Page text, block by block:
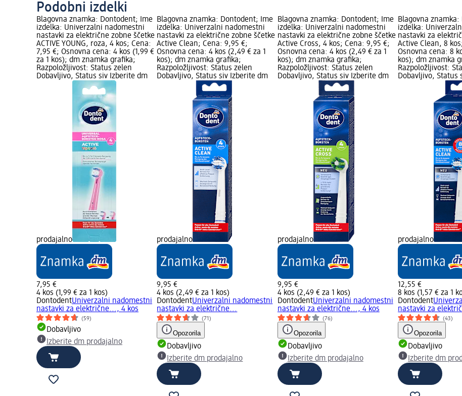
Podobni izdelki
Blagovna znamka: Dontodent; Ime
izdelka: Univerzalni nadomestni
nastavki za električne zobne ščetke
ACTIVE YOUNG, roza, 4 kos; Cena:
7,95 €; Osnovna cena: 4 kos (1,99 €
za 1 kos); dm znamka grafika;
Razpoložljivost: Status zelen
Dobavljivo, Status siv Izberite dm
prodajalno
7,95 €
4 kos (1,99 € za 1 kos)
DontodentUniverzalni nadomestni
nastavki za električne..., 4 kos
(59)
Dobavljivo
Izberite dm prodajalno
Blagovna znamka: Dontodent; Ime
izdelka: Univerzalni nadomestni
nastavki za električne zobne ščetke
Active Clean; Cena: 9,95 €;
Osnovna cena: 4 kos (2,49 € za 1
kos); dm znamka grafika;
Razpoložljivost: Status zelen
Dobavljivo, Status siv Izberite dm
prodajalno
9,95 €
4 kos (2,49 € za 1 kos)
DontodentUniverzalni nadomestni
nastavki za električne...
(71)
Opozorila
Dobavljivo
Izberite dm prodajalno
Blagovna znamka: Dontodent; Ime
izdelka: Univerzalni nadomestni
nastavki za električne zobne ščetke
Active Cross, 4 kos; Cena: 9,95 €;
Osnovna cena: 4 kos (2,49 € za 1
kos); dm znamka grafika;
Razpoložljivost: Status zelen
Dobavljivo, Status siv Izberite dm
prodajalno
9,95 €
4 kos (2,49 € za 1 kos)
DontodentUniverzalni nadomestni
nastavki za električne..., 4 kos
(76)
Opozorila
Dobavljivo
Izberite dm prodajalno
Blagovna
izdelka:
nastavki za
Active Clean, 8
Osnovna cena: 8
kos); dm znamka
Razpoložljivost:
Dobavljivo, Status
prodajalno
12,55 €
8 kos (1,57 € za 1
Dontodent
nastavki za
(43)
Opozorila
Dobavljivo
Izberite dm